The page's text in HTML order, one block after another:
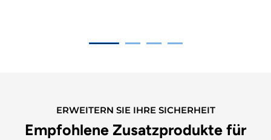
ERWEITERN SIE IHRE SICHERHEIT
Empfohlene Zusatzprodukte für